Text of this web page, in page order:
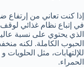
إذا كنت تعاني من إرتفاع
الذي يحتوي على نسبة
الحبوب الكاملة. لكنه
للإلتهابات، مثل
الحمراء.